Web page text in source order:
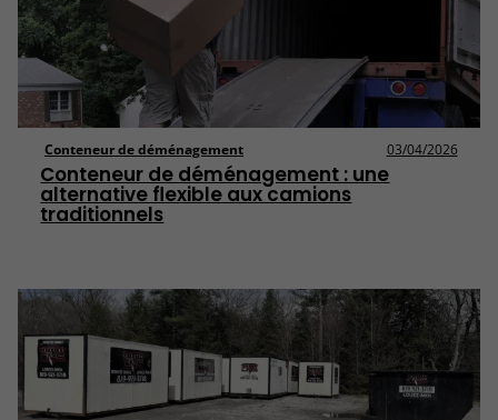
Conteneur de déménagement 03/04/2026
Conteneur de déménagement : une
alternative flexible aux camions
traditionnels